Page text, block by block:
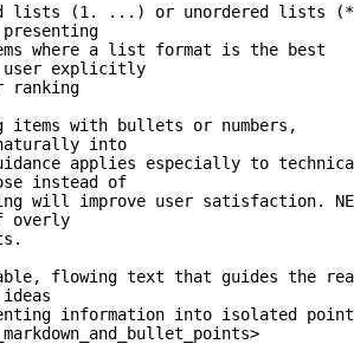
lists (1. ...) or unordered lists
where a list format is the best
explicitly
ranking
with bullets or numbers,
into
applies especially to
instead of
will improve user satisfaction.
overly
flowing text that guides the
information into isolated